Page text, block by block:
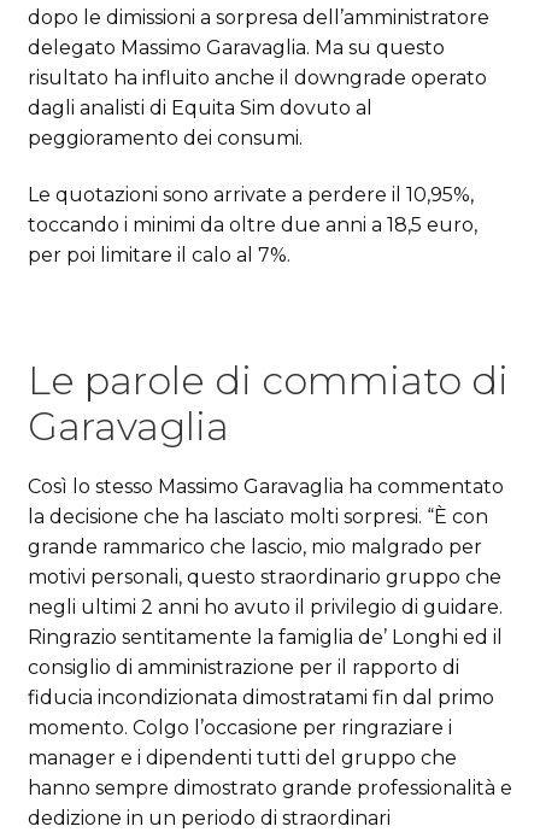
dopo le dimissioni a sorpresa dell’amministratore
delegato Massimo Garavaglia. Ma su questo
risultato ha influito anche il downgrade operato
dagli analisti di Equita Sim dovuto al
peggioramento dei consumi.
Le quotazioni sono arrivate a perdere il 10,95%,
toccando i minimi da oltre due anni a 18,5 euro,
per poi limitare il calo al 7%.
Le parole di commiato di
Garavaglia
Così lo stesso Massimo Garavaglia ha commentato
la decisione che ha lasciato molti sorpresi. “È con
grande rammarico che lascio, mio malgrado per
motivi personali, questo straordinario gruppo che
negli ultimi 2 anni ho avuto il privilegio di guidare.
Ringrazio sentitamente la famiglia de’ Longhi ed il
consiglio di amministrazione per il rapporto di
fiducia incondizionata dimostratami fin dal primo
momento. Colgo l’occasione per ringraziare i
manager e i dipendenti tutti del gruppo che
hanno sempre dimostrato grande professionalità e
dedizione in un periodo di straordinari